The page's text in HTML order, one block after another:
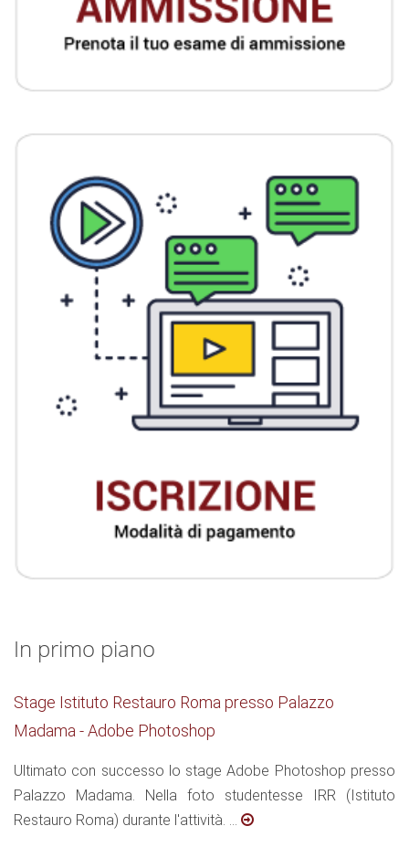
In primo piano
Stage Istituto Restauro Roma presso Palazzo
Madama - Adobe Photoshop
Ultimato con successo lo stage Adobe Photoshop presso
Palazzo Madama. Nella foto studentesse IRR (Istituto
Restauro Roma) durante l'attività. ...